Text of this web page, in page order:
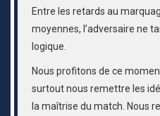
Entre les retards au
moyennes, l’adversaire ne
logique.
Nous profitons de ce
surtout nous remettre les
la maîtrise du match. Nous